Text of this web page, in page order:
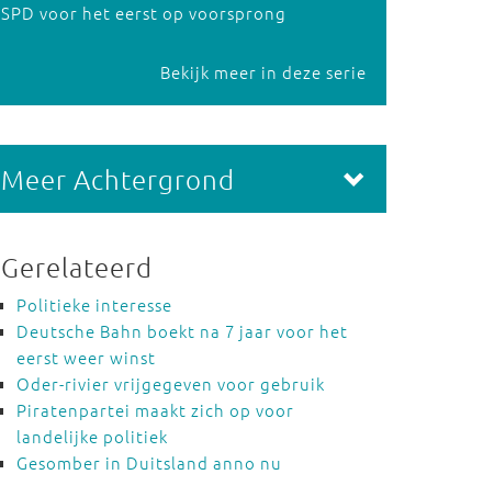
SPD voor het eerst op voorsprong
Bekijk meer in deze serie
Meer Achtergrond
Gerelateerd
Politieke interesse
Deutsche Bahn boekt na 7 jaar voor het
eerst weer winst
Oder-rivier vrijgegeven voor gebruik
Piratenpartei maakt zich op voor
landelijke politiek
Gesomber in Duitsland anno nu